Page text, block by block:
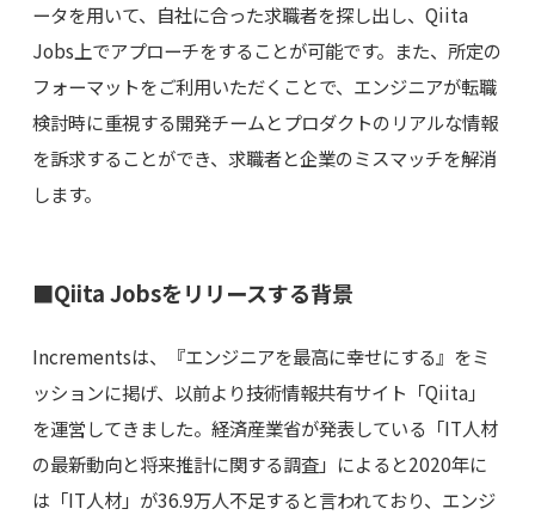
ータを用いて、自社に合った求職者を探し出し、Qiita
Jobs上でアプローチをすることが可能です。また、所定の
フォーマットをご利用いただくことで、エンジニアが転職
検討時に重視する開発チームとプロダクトのリアルな情報
を訴求することができ、求職者と企業のミスマッチを解消
します。
■Qiita Jobsをリリースする背景
Incrementsは、『エンジニアを最高に幸せにする』をミ
ッションに掲げ、以前より技術情報共有サイト「Qiita」
を運営してきました。経済産業省が発表している「IT人材
の最新動向と将来推計に関する調査」によると2020年に
は「IT人材」が36.9万人不足すると言われており、エンジ